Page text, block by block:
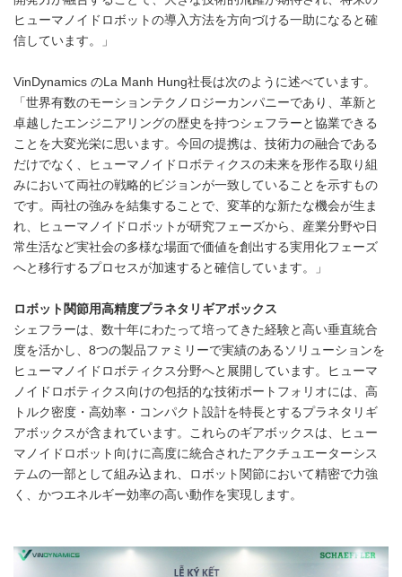
ヒューマノイドロボットの導入方法を方向づける一助になると確
信しています。」
VinDynamics のLa Manh Hung社長は次のように述べています。
「世界有数のモーションテクノロジーカンパニーであり、革新と
卓越したエンジニアリングの歴史を持つシェフラーと協業できる
ことを大変光栄に思います。今回の提携は、技術力の融合である
だけでなく、ヒューマノイドロボティクスの未来を形作る取り組
みにおいて両社の戦略的ビジョンが一致していることを示すもの
です。両社の強みを結集することで、変革的な新たな機会が生ま
れ、ヒューマノイドロボットが研究フェーズから、産業分野や日
常生活など実社会の多様な場面で価値を創出する実用化フェーズ
へと移行するプロセスが加速すると確信しています。」
ロボット関節用高精度プラネタリギアボックス
シェフラーは、数十年にわたって培ってきた経験と高い垂直統合
度を活かし、8つの製品ファミリーで実績のあるソリューションを
ヒューマノイドロボティクス分野へと展開しています。ヒューマ
ノイドロボティクス向けの包括的な技術ポートフォリオには、高
トルク密度・高効率・コンパクト設計を特長とするプラネタリギ
アボックスが含まれています。これらのギアボックスは、ヒュー
マノイドロボット向けに高度に統合されたアクチュエーターシス
テムの一部として組み込まれ、ロボット関節において精密で力強
く、かつエネルギー効率の高い動作を実現します。